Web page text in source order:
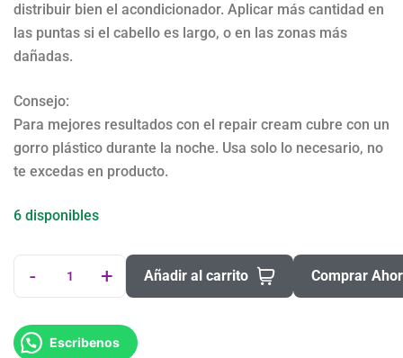
distribuir bien el acondicionador. Aplicar más cantidad en
las puntas si el cabello es largo, o en las zonas más
dañadas.
Consejo:
Para mejores resultados con el repair cream cubre con un
gorro plástico durante la noche. Usa solo lo necesario, no
te excedas en producto.
6 disponibles
- + Añadir al carrito Comprar
Escribenos